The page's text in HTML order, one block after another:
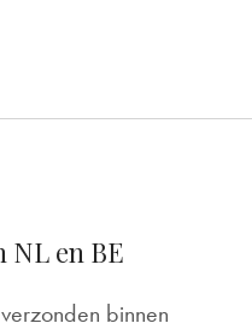
NL en BE
binnen